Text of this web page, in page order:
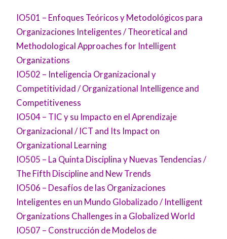
IO501 – Enfoques Teóricos y Metodológicos para
Organizaciones Inteligentes / Theoretical and
Methodological Approaches for Intelligent
Organizations
IO502 – Inteligencia Organizacional y
Competitividad / Organizational Intelligence and
Competitiveness
IO504 – TIC y su Impacto en el Aprendizaje
Organizacional / ICT and Its Impact on
Organizational Learning
IO505 – La Quinta Disciplina y Nuevas Tendencias /
The Fifth Discipline and New Trends
IO506 – Desafíos de las Organizaciones
Inteligentes en un Mundo Globalizado / Intelligent
Organizations Challenges in a Globalized World
IO507 – Construcción de Modelos de